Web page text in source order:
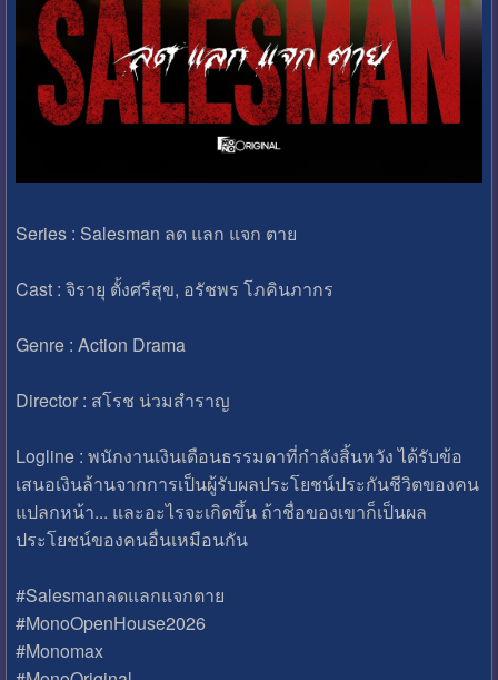
Series : Salesman ลด แลก แจก ตาย
Cast : จิรายุ ตั้งศรีสุข, อรัชพร โภคินภากร
Genre : Action Drama
Director : สโรช น่วมสำราญ
Logline : พนักงานเงินเดือนธรรมดาที่กำลังสิ้นหวัง ได้รับข้อ
เสนอเงินล้านจากการเป็นผู้รับผลประโยชน์ประกันชีวิตของคน
แปลกหน้า... และอะไรจะเกิดขึ้น ถ้าชื่อของเขาก็เป็นผล
ประโยชน์ของคนอื่นเหมือนกัน
#Salesmanลดแลกแจกตาย
#MonoOpenHouse2026
#Monomax